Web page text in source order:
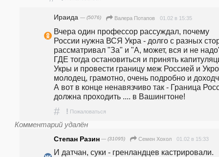
Ираида — (5076) Валера Потапов 01.02 в 15:35
Вчера один профессор рассуждал, почему
России нужна ВСЯ Укра - долго с разных
рассматривал "За" и "А, может, вся и не
ГДЕ тогда остановиться и принять
Укры и провести границу меж Россией и
молодец, грамотно, очень подробно и
А вот в конце ненавязчиво так - Граница
должна проходить .... в Вашингтоне!
# ! Пожаловаться
Комментарий удалён
Степан Разин — (31095) Семен Хохол 01.02 в 15:33
И датчан, суки - гренландцев кастрировали.